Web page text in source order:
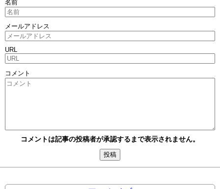
名前
メールアドレス
URL
コメント
コメントは記事の投稿者が承認するまで表示されません。